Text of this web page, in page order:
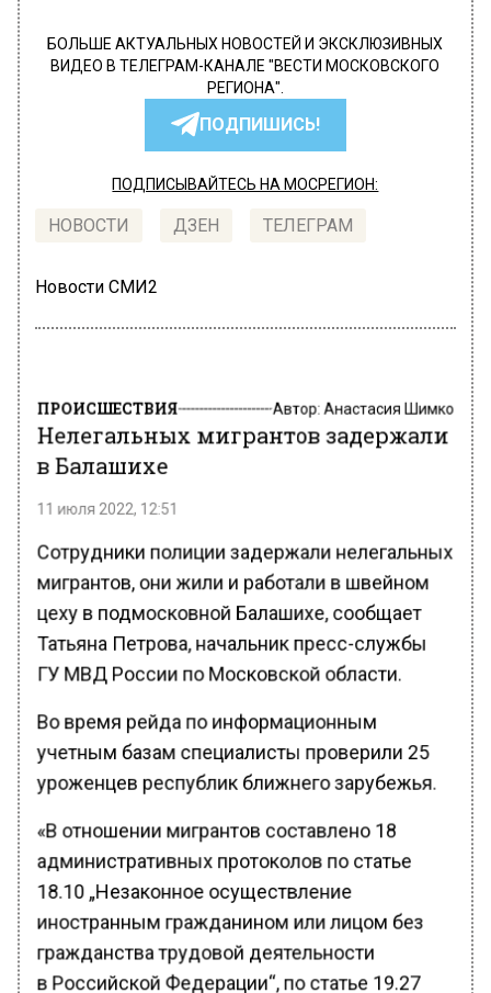
БОЛЬШЕ АКТУАЛЬНЫХ НОВОСТЕЙ И ЭКСКЛЮЗИВНЫХ
ВИДЕО В ТЕЛЕГРАМ-КАНАЛЕ "ВЕСТИ МОСКОВСКОГО
РЕГИОНА".
ПОДПИШИСЬ!
ПОДПИСЫВАЙТЕСЬ НА МОСРЕГИОН:
НОВОСТИ ДЗЕН ТЕЛЕГРАМ
Новости СМИ2
ПРОИСШЕСТВИЯ Автор: Анастасия Шимко
Нелегальных мигрантов задержали
в Балашихе
11 июля 2022, 12:51
Сотрудники полиции задержали нелегальных
мигрантов, они жили и работали в швейном
цеху в подмосковной Балашихе, сообщает
Татьяна Петрова, начальник пресс-службы
ГУ МВД России по Московской области.
Во время рейда по информационным
учетным базам специалисты проверили 25
уроженцев республик ближнего зарубежья.
«В отношении мигрантов составлено 18
административных протоколов по статье
18.10 „Незаконное осуществление
иностранным гражданином или лицом без
гражданства трудовой деятельности
в Российской Федерации“, по статье 19.27